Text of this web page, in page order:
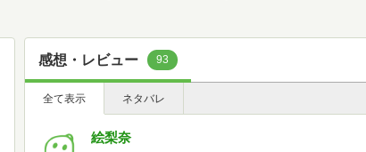
感想・レビュー 93
全て表示 ネタバレ
絵梨奈